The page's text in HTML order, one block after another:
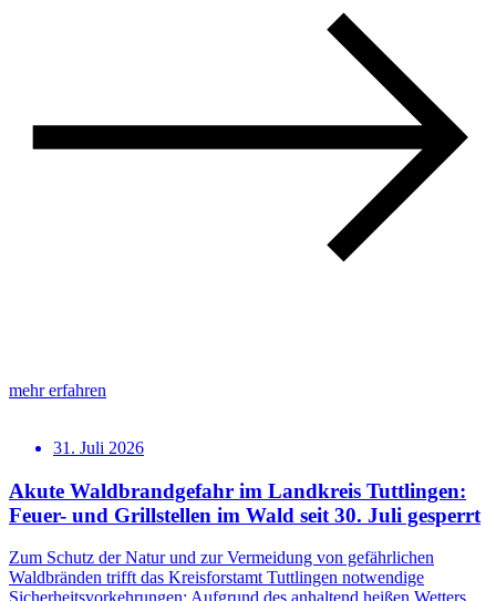
mehr erfahren
31. Juli 2026
Akute Waldbrandgefahr im Landkreis Tuttlingen:
Feuer- und Grillstellen im Wald seit 30. Juli gesperrt
Zum Schutz der Natur und zur Vermeidung von gefährlichen
Waldbränden trifft das Kreisforstamt Tuttlingen notwendige